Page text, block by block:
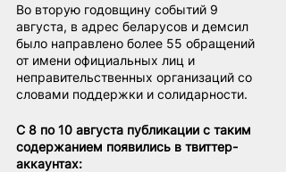
Во вторую годовщину событий 9
августа, в адрес беларусов и демсил
было направлено более 55 обращений
от имени официальных лиц и
неправительственных организаций со
словами поддержки и солидарности.
С 8 по 10 августа публикации с таким
содержанием появились в твиттер-
аккаунтах: